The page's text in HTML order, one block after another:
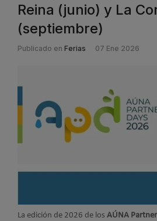
Reina (junio) y La
(septiembre)
Publicado en Ferias 07 Ene 2026
La edición de 2026 de los AÚNA